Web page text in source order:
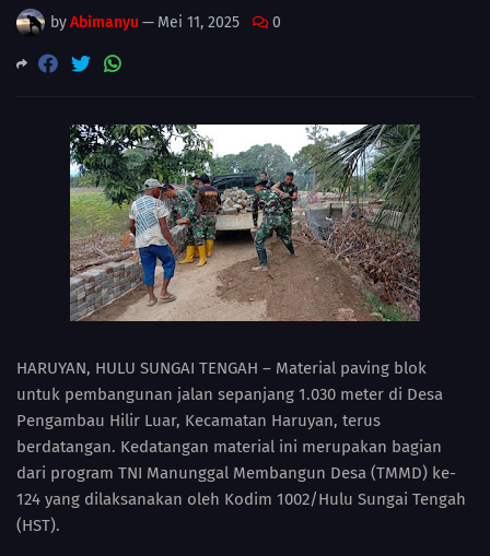
byAbimanyu — Mei 11, 2025 0
HARUYAN, HULU SUNGAI TENGAH – Material paving blok
untuk pembangunan jalan sepanjang 1.030 meter di Desa
Pengambau Hilir Luar, Kecamatan Haruyan, terus
berdatangan. Kedatangan material ini merupakan bagian
dari program TNI Manunggal Membangun Desa (TMMD) ke-
124 yang dilaksanakan oleh Kodim 1002/Hulu Sungai Tengah
(HST).